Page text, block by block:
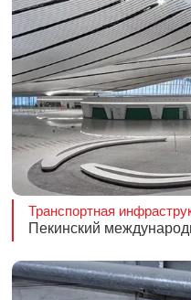
Транспортная
Пекинский